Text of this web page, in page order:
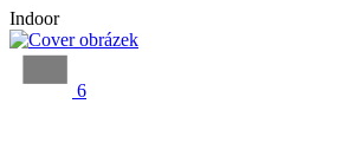
Indoor
6